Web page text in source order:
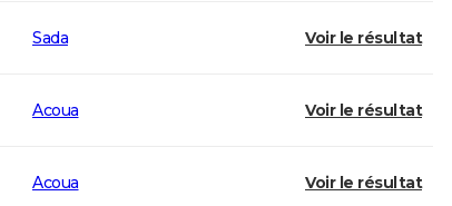
Sada Voir le résultat
Acoua Voir le résultat
Acoua Voir le résultat